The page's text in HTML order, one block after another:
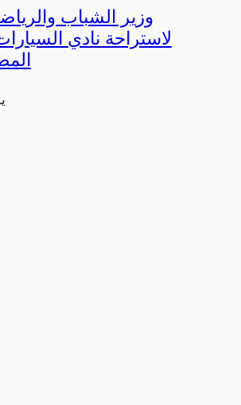
وزير الشباب
لاستراحة نادي